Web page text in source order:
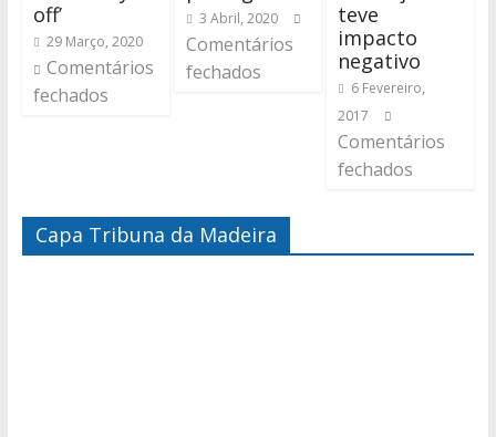
off’
29 Março, 2020
Comentários
fechados
3 Abril, 2020
Comentários
fechados
teve
impacto
negativo
6 Fevereiro,
2017
Comentários
fechados
Capa Tribuna da Madeira